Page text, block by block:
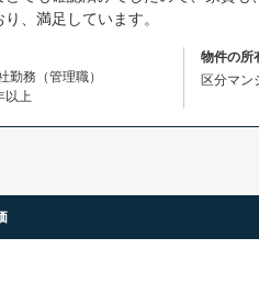
、満足しています。
勤務（管理職）
以上
物件の所
区分マン